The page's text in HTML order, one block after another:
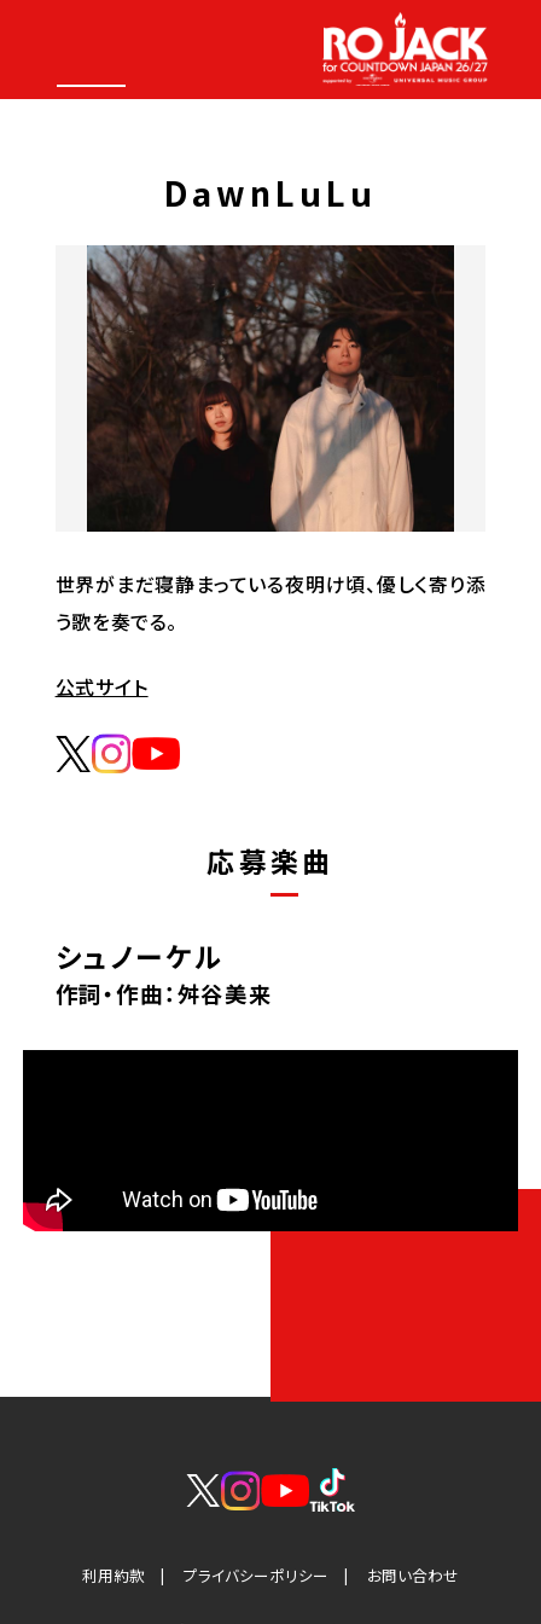
DawnLuLu
世界がまだ寝静まっている夜明け頃、優しく寄り添
う歌を奏でる。
公式サイト
応募楽曲
シュノーケル
作詞・作曲：舛谷美来
利用約款 プライバシーポリシー お問い合わせ